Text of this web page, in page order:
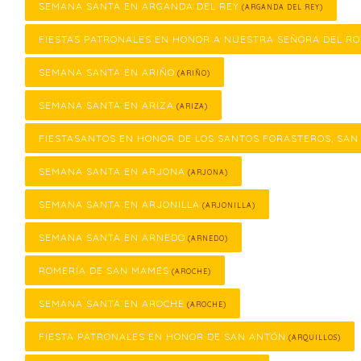
SEMANA SANTA EN ARGANDA DEL REY (ARGANDA DEL REY)
FIESTAS PATRONALES EN HONOR A NUESTRA SEÑORA DEL
SEMANA SANTA EN ARIÑO (ARIÑO)
SEMANA SANTA EN ARIZA (ARIZA)
FIESTASANTOS EN HONOR DE LOS SANTOS FORASTEROS,
SEMANA SANTA EN ARJONA (ARJONA)
SEMANA SANTA EN ARJONILLA (ARJONILLA)
SEMANA SANTA EN ARNEDO (ARNEDO)
ROMERÍA DE SAN MAMÉS (AROCHE)
SEMANA SANTA EN AROCHE (AROCHE)
FIESTA PATRONALES EN HONOR DE SAN ANTÓN (ARQUILLOS)